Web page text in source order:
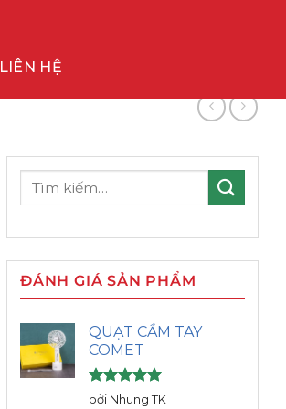
LIÊN HỆ
Tìm
ĐÁNH GIÁ SẢN PHẨM
QUẠT CẦM TAY
COMET
Được xếp
bởi Nhung TK